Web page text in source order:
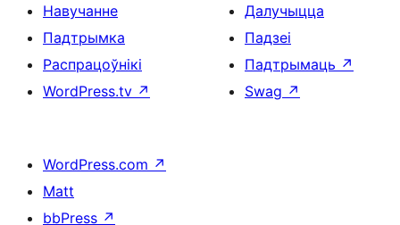
Навучанне
Падтрымка
Распрацоўнікі
WordPress.tv ↗
Далучыцца
Падзеі
Падтрымаць ↗
Swag ↗
WordPress.com ↗
Matt
bbPress ↗